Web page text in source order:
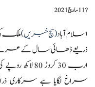
?️11 مارچ 2021
اسلام آباد(سچ خبریں)ملک
ارب 30 کروڑ 80 لاکھ روپے کی غیر ٹیکس شدہ غیر ملکی
سراغ لگایا ہے سرکاری